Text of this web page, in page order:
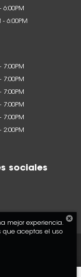
6:00PM
- 6:00PM
7:00PM
7:00PM
7:00PM
7:00PM
7:00PM
2:00PM
sociales
por
mejor experiencia.
que aceptas el uso